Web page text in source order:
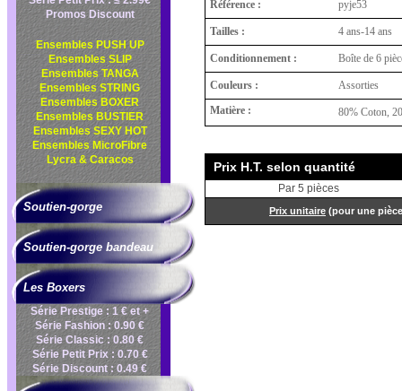
Promos Discount
Ensembles PUSH UP
Ensembles SLIP
Ensembles TANGA
Ensembles STRING
Ensembles BOXER
Ensembles BUSTIER
Ensembles SEXY HOT
Ensembles MicroFibre
Lycra & Caracos
Soutien-gorge
Soutien-gorge bandeau
Les Boxers
Série Prestige : 1 € et +
Série Fashion : 0.90 €
Série Classic : 0.80 €
Série Petit Prix : 0.70 €
Série Discount : 0.49 €
Référence : pyje53
Tailles : 4 ans-14 ans
Conditionnement : Boîte de 6
Couleurs :
Assorties
Matière :
80% Coton,
Prix H.T. selon quantité
Par 5 pièces
Prix unitaire (pour une